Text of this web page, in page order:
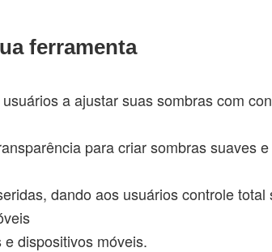
ferramenta
a ajustar suas sombras com
para criar sombras suaves
dando aos usuários controle total
dispositivos móveis.